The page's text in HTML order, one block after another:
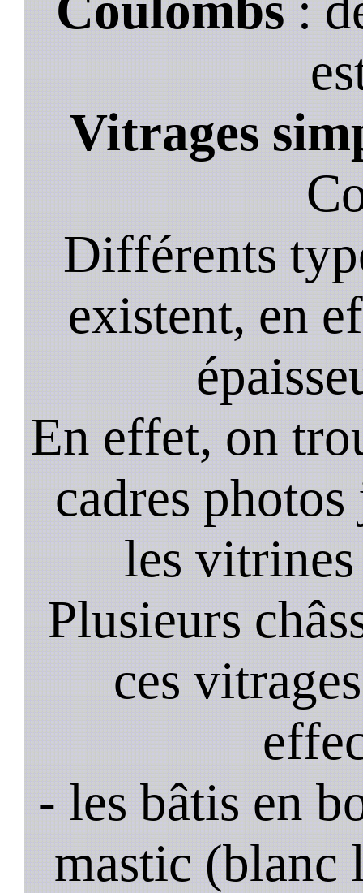
Vitrages
Différents
existent, en
En effet, on
cadres
les
Plusieurs
ces
- les bâtis en
mastic (blanc